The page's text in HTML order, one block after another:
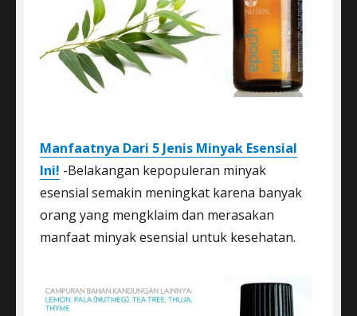
Manfaatnya Dari 5 Jenis Minyak Esensial
Ini! -Belakangan kepopuleran minyak
esensial semakin meningkat karena banyak
orang yang mengklaim dan merasakan
manfaat minyak esensial untuk kesehatan.